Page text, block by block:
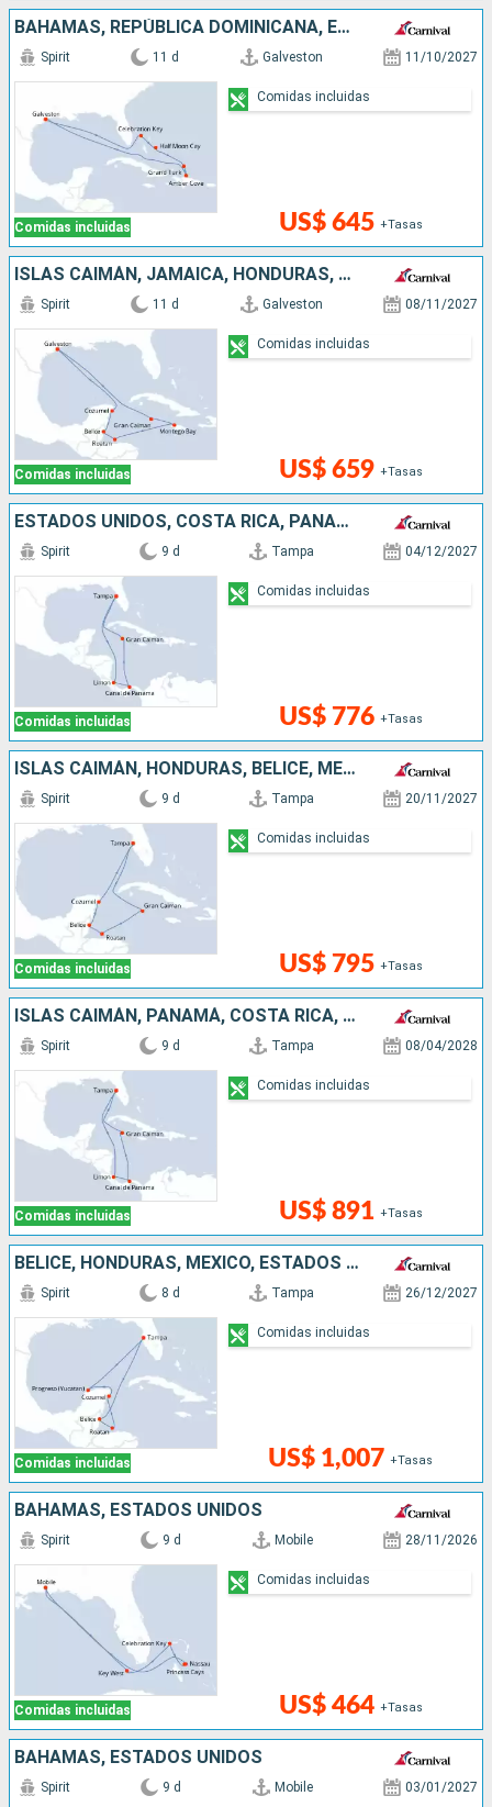
BAHAMAS, REPÚBLICA DOMINICANA, ESTADOS UNIDOS
Comidas incluidas
Spirit 11 d Galveston 11/10/2027
US$ 645 +Tasas
Comidas incluidas
ISLAS CAIMÁN, JAMAICA, HONDURAS, BELICE, MÉXICO, ESTADOS UNIDOS
Comidas incluidas
Spirit 11 d Galveston 08/11/2027
US$ 659 +Tasas
Comidas incluidas
ESTADOS UNIDOS, COSTA RICA, PANAMÁ, ISLAS CAIMÁN
Comidas incluidas
Spirit 9 d Tampa 04/12/2027
US$ 776 +Tasas
Comidas incluidas
ISLAS CAIMÁN, HONDURAS, BELICE, MÉXICO, ESTADOS UNIDOS
Comidas incluidas
Spirit 9 d Tampa 20/11/2027
US$ 795 +Tasas
Comidas incluidas
ISLAS CAIMÁN, PANAMÁ, COSTA RICA, ESTADOS UNIDOS
Comidas incluidas
Spirit 9 d Tampa 08/04/2028
US$ 891 +Tasas
Comidas incluidas
BELICE, HONDURAS, MÉXICO, ESTADOS UNIDOS
Comidas incluidas
Spirit 8 d Tampa 26/12/2027
US$ 1,007 +Tasas
Comidas incluidas
BAHAMAS, ESTADOS UNIDOS
Comidas incluidas
Spirit 9 d Mobile 28/11/2026
US$ 464 +Tasas
Comidas incluidas
BAHAMAS, ESTADOS UNIDOS
Spirit 9 d Mobile 03/01/2027